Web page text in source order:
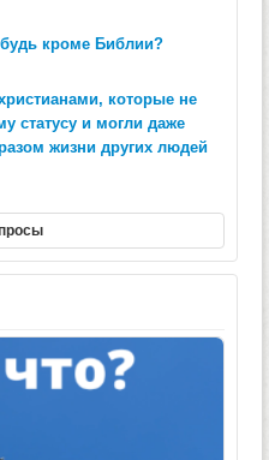
кроме Библии?
которые не
статусу и могли даже
жизни других людей